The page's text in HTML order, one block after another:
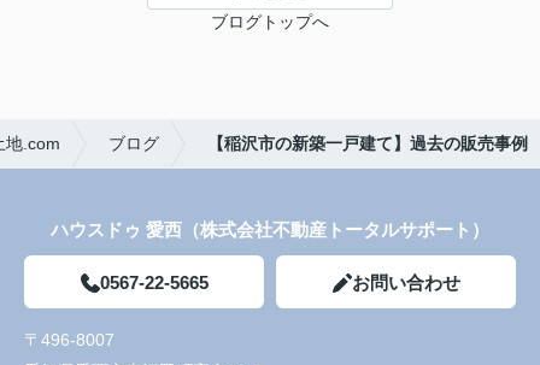
ブログトップへ
地.com ブログ 【稲沢市の新築一戸建て】過去の販売事例
ハウスドゥ 愛西（株式会社不動産トータルサポート）
0567-22-5665 お問い合わせ
〒496-8007